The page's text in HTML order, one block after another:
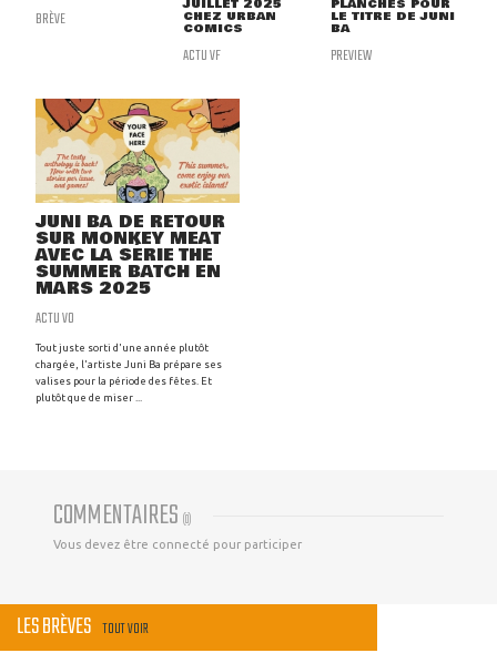
BRÈVE CHEZ URBAN
COMICS
ACTU VF
LE TITRE DE JUNI
BA
PREVIEW
JUNI BA DE RETOUR
SUR MONKEY MEAT
AVEC LA SÉRIE THE
SUMMER BATCH EN
MARS 2025
ACTU VO
Tout juste sorti d'une année plutôt
chargée, l'artiste Juni Ba prépare ses
valises pour la période des fêtes. Et
plutôt que de miser ...
COMMENTAIRES (0)
Vous devez être connecté pour participer
LES BRÈVES TOUT VOIR